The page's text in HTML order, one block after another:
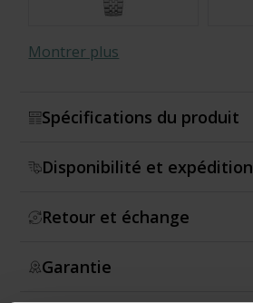
Montrer plus
Spécifications du produit
Disponibilité et expédition
Retour et échange
Garantie